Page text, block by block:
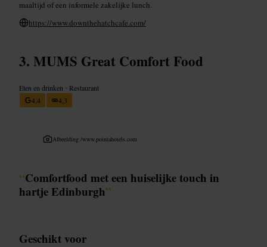
maaltijd of een informele zakelijke lunch.
https://www.downthehatchcafe.com/
MUMS Great Comfort Food
Eten en drinken • Restaurant
4,4
4,3
Afbeelding /www.pointahotels.com
“Comfortfood met een huiselijke touch in
hartje Edinburgh”
Geschikt voor